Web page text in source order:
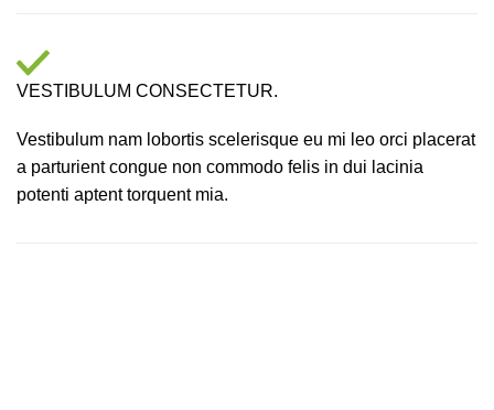
VESTIBULUM CONSECTETUR.
Vestibulum nam lobortis scelerisque eu mi leo orci placerat
a parturient congue non commodo felis in dui lacinia
potenti aptent torquent mia.